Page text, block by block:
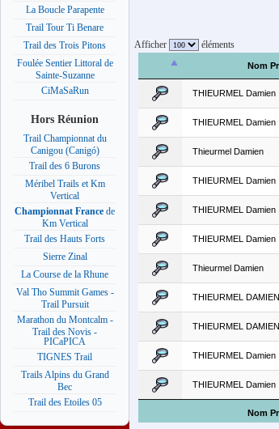
La Boucle Parapente
Trail Tour Ti Benare
Trail des Trois Pitons
Foulée Sentier Littoral de
Sainte-Suzanne
CiMaSaRun
Hors Réunion
Trail Championnat du
Canigou (Canigó)
Trail des 6 Burons
Méribel Trails et Km
Vertical
Championnat France de
Km Vertical
Trail des Hauts Forts
Sierre Zinal
La Course de la Rhune
Val Tho Summit Games -
Trail Pursuit
Marathon du Montcalm -
Trail des Novis -
PICaPICA
TIGNES Trail
Trails Alpins du Grand
Bec
Trail des Etoiles 05
Afficher éléments
Nom
Nom
THIEURMEL Damien
THIEURMEL Damien
Thieurmel Damien
THIEURMEL Damien
THIEURMEL Damien
THIEURMEL Damien
Thieurmel Damien
THIEURMEL DAMIEN
THIEURMEL DAMIEN
THIEURMEL Damien
THIEURMEL Damien